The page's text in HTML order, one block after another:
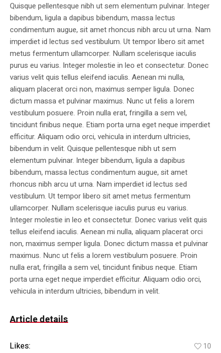
Quisque pellentesque nibh ut sem elementum pulvinar. Integer
bibendum, ligula a dapibus bibendum, massa lectus
condimentum augue, sit amet rhoncus nibh arcu ut urna. Nam
imperdiet id lectus sed vestibulum. Ut tempor libero sit amet
metus fermentum ullamcorper. Nullam scelerisque iaculis
purus eu varius. Integer molestie in leo et consectetur. Donec
varius velit quis tellus eleifend iaculis. Aenean mi nulla,
aliquam placerat orci non, maximus semper ligula. Donec
dictum massa et pulvinar maximus. Nunc ut felis a lorem
vestibulum posuere. Proin nulla erat, fringilla a sem vel,
tincidunt finibus neque. Etiam porta urna eget neque imperdiet
efficitur. Aliquam odio orci, vehicula in interdum ultricies,
bibendum in velit. Quisque pellentesque nibh ut sem
elementum pulvinar. Integer bibendum, ligula a dapibus
bibendum, massa lectus condimentum augue, sit amet
rhoncus nibh arcu ut urna. Nam imperdiet id lectus sed
vestibulum. Ut tempor libero sit amet metus fermentum
ullamcorper. Nullam scelerisque iaculis purus eu varius.
Integer molestie in leo et consectetur. Donec varius velit quis
tellus eleifend iaculis. Aenean mi nulla, aliquam placerat orci
non, maximus semper ligula. Donec dictum massa et pulvinar
maximus. Nunc ut felis a lorem vestibulum posuere. Proin
nulla erat, fringilla a sem vel, tincidunt finibus neque. Etiam
porta urna eget neque imperdiet efficitur. Aliquam odio orci,
vehicula in interdum ultricies, bibendum in velit.
Article details
Likes: 10